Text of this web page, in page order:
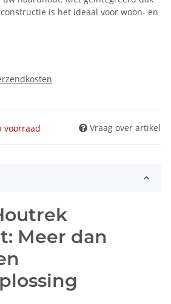
is het ideaal voor woon- en
voorraad Vraag over artikel
Meer dan